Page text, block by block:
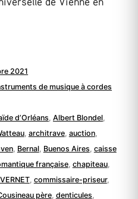
2021
de musique à cordes
d’Orléans,Albert Blondel,
, architrave, auction,
, Bernal, Buenos Aires, caisse
française, chapiteau,
, commissaire-priseur,
père, denticules,